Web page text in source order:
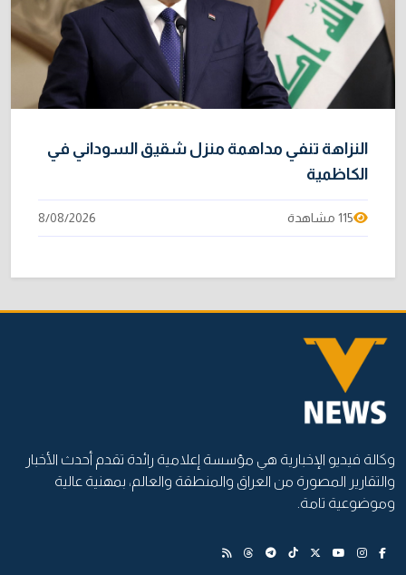
النزاهة تنفي مداهمة منزل شقيق السوداني في
الكاظمية
115 مشاهدة 8/08/2026
وكالة فيديو الإخبارية هي مؤسسة إعلامية رائدة تقدم أحدث الأخبار
والتقارير المصورة من العراق والمنطقة والعالم، بمهنية عالية
وموضوعية تامة.